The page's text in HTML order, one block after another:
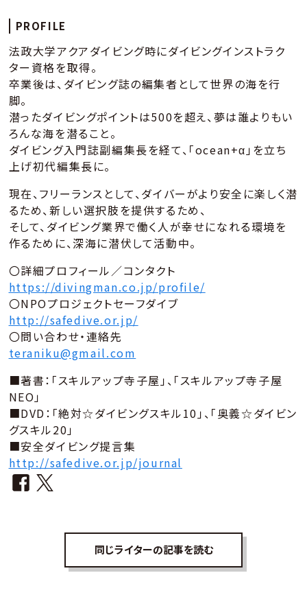
PROFILE
法政大学アクアダイビング時にダイビングインストラク
ター資格を取得。
卒業後は、ダイビング誌の編集者として世界の海を行
脚。
潜ったダイビングポイントは500を超え、夢は誰よりもい
ろんな海を潜ること。
ダイビング入門誌副編集長を経て、「ocean+α」を立ち
上げ初代編集長に。
現在、フリーランスとして、ダイバーがより安全に楽しく潜
るため、新しい選択肢を提供するため、
そして、ダイビング業界で働く人が幸せになれる環境を
作るために、深海に潜伏して活動中。
〇詳細プロフィール／コンタクト
https://divingman.co.jp/profile/
〇NPOプロジェクトセーフダイブ
http://safedive.or.jp/
〇問い合わせ・連絡先
teraniku@gmail.com
■著書：「スキルアップ寺子屋」、「スキルアップ寺子屋
NEO」
■DVD：「絶対☆ダイビングスキル10」、「奥義☆ダイビン
グスキル20」
■安全ダイビング提言集
http://safedive.or.jp/journal
同じライターの記事を読む